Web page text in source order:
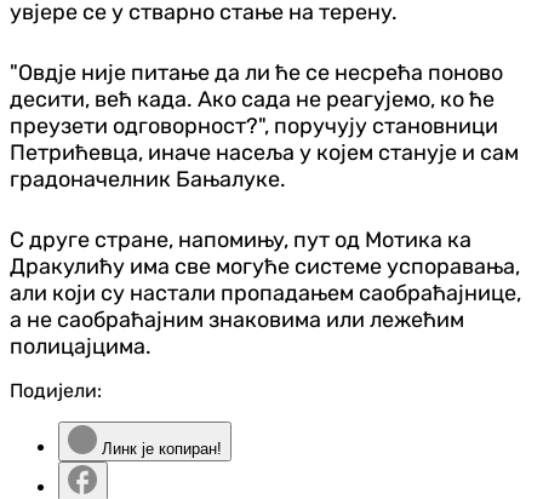
увјере се у стварно стање на терену.
"Овдје није питање да ли ће се несрећа поново
десити, већ када. Ако сада не реагујемо, ко ће
преузети одговорност?", поручују становници
Петрићевца, иначе насеља у којем станује и сам
градоначелник Бањалуке.
С друге стране, напомињу, пут од Мотика ка
Дракулићу има све могуће системе успоравања,
али који су настали пропадањем саобраћајнице,
а не саобраћајним знаковима или лежећим
полицајцима.
Подијели:
Линк је копиран!